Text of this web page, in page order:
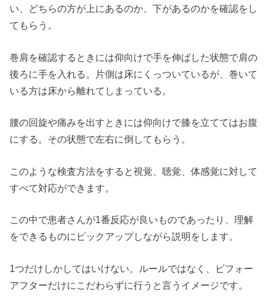
い、どちらの方が上にあるのか、下があるのかを確認をし
てもらう。
巻肩を確認するときには仰向けで手を伸ばした状態で肩の
後ろに手を入れる。片側は床にくっついているが、巻いて
いる方は床から離れてしまっている。
腰の回旋や痛みを出すときには仰向けで膝を立ててはお腹
にする。その状態で左右に倒してもらう。
このような検査方法をすると視覚、聴覚、体感覚に対して
すべて対応ができます。
この中で患者さんが1番反応が良いものであったり、理解
をできるものにピックアップしながら説明をします。
1つだけしかしてはいけない。ルールではなく、ビフォー
アフターだけにこだわらずに行うと言うイメージです。